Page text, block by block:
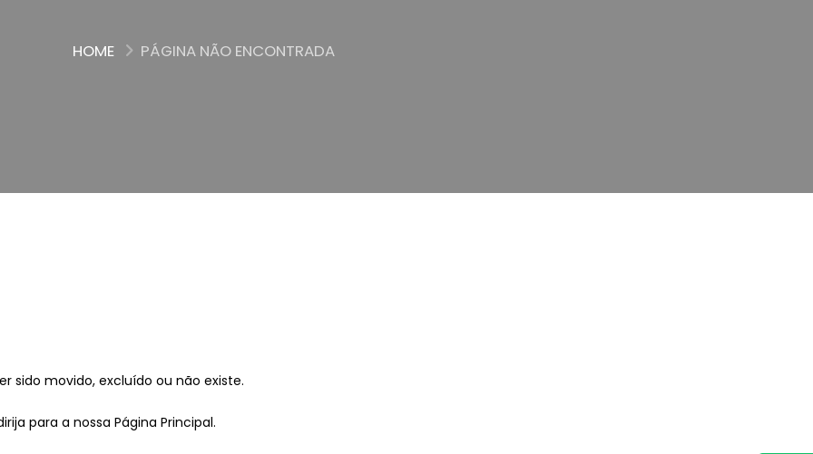
HOME PÁGINA NÃO ENCONTRADA
sido movido, excluído ou não existe.
para a nossa Página Principal.